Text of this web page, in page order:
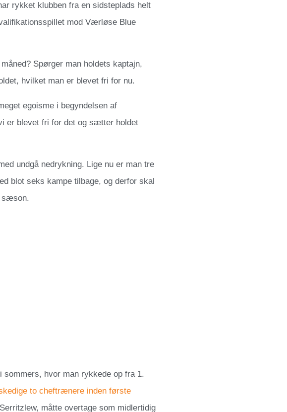
rykket klubben fra en sidsteplads helt
mod Værløse Blue
Spørger man holdets kaptajn,
hvilket man er blevet fri for nu.
egoisme i begyndelsen af
er blevet fri for det og sætter holdet
undgå nedrykning. Lige nu er man tre
blot seks kampe tilbage, og derfor skal
sæson.
hvor man rykkede op fra 1.
to cheftrænere inden første
måtte overtage som midlertidig